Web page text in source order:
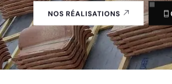
NOS RÉALISATIONS